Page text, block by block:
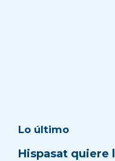
Lo último
Hispasat quiere